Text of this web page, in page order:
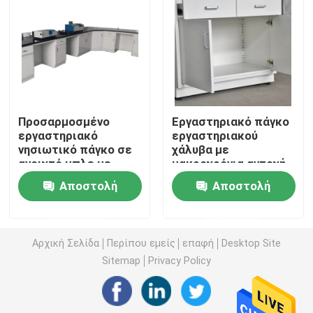
Πάγκος εργαστηριακών τοίχων
Κουκούλα εργαστηριακών καπνών
Πάγκος εργαστηριακής ισορροπίας
Πάγκοι εργαστηριακής εργασίας
Γραφείο αποθήκευσης ασφάλειας
βιολογικό γραφείο ασφάλειας
Προσαρμοσμένο
εργαστηριακό
νησιωτικό πάγκο σε
ανοιχτό μπλε με
μαρμάρινη επιφάνεια
εργασίαςΑποστολή
Εργαστηριακό πάγκο
εργαστηριακού
χάλυβα με
μακροχρόνια αντοχή
Αποστολή
Αρχική Σελίδα Περίπου εμείς επαφή
Desktop Site
Sitemap
Privacy Policy